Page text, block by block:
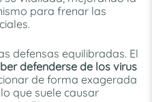
para frenar las
defensas equilibradas. El
defenderse de los virus
de forma exagerada
que suele causar